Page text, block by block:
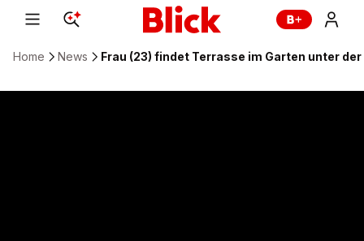
Home News Frau (23) findet Terrasse im Garten unter der